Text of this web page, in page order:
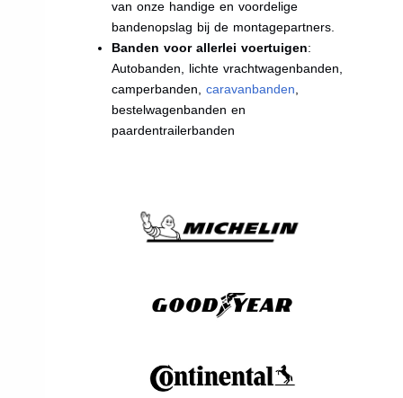
van onze handige en voordelige
bandenopslag bij de montagepartners.
Banden voor allerlei voertuigen:
Autobanden, lichte vrachtwagenbanden,
camperbanden, caravanbanden,
bestelwagenbanden en
paardentrailerbanden